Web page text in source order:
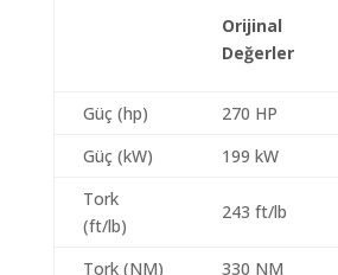
Orijinal
Değerler
Güç (hp) 270 HP
Güç (kW)
199 kW
Tork
(ft/lb)
243 ft/lb
Tork (NM) 330 NM